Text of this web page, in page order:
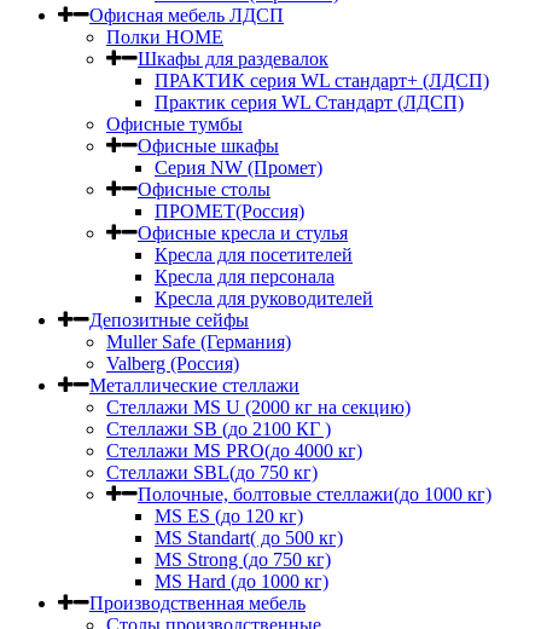
Офисная мебель ЛДСП
Полки HOME
Шкафы для раздевалок
ПРАКТИК серия WL стандарт+ (ЛДСП)
Практик серия WL Стандарт (ЛДСП)
Офисные тумбы
Офисные шкафы
Серия NW (Промет)
Офисные столы
ПРОМЕТ(Россия)
Офисные кресла и стулья
Кресла для посетителей
Кресла для персонала
Кресла для руководителей
Депозитные сейфы
Muller Safe (Германия)
Valberg (Россия)
Металлические стеллажи
Стеллажи MS U (2000 кг на секцию)
Стеллажи SB (до 2100 КГ )
Стеллажи MS PRO(до 4000 кг)
Стеллажи SBL(до 750 кг)
Полочные, болтовые стеллажи(до 1000 кг)
MS ES (до 120 кг)
MS Standart( до 500 кг)
MS Strong (до 750 кг)
MS Hard (до 1000 кг)
Производственная мебель
Столы производственные